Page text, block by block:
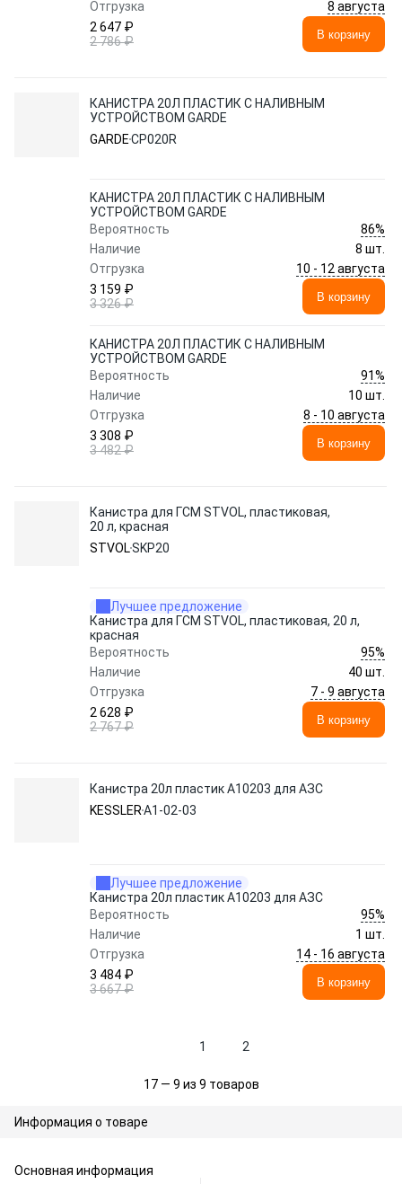
Отгрузка
8 августа
2 647 ₽
2 786 ₽
В корзину
КАНИСТРА 20Л ПЛАСТИК С НАЛИВНЫМ
УСТРОЙСТВОМ GARDE
GARDECP020R
КАНИСТРА 20Л ПЛАСТИК С НАЛИВНЫМ
УСТРОЙСТВОМ GARDE
Вероятность
86%
Наличие
8 шт.
Отгрузка
10 - 12 августа
3 159 ₽
3 326 ₽
В корзину
КАНИСТРА 20Л ПЛАСТИК С НАЛИВНЫМ
УСТРОЙСТВОМ GARDE
Вероятность
91%
Наличие
10 шт.
Отгрузка
8 - 10 августа
3 308 ₽
3 482 ₽
В корзину
Канистра для ГСМ STVOL, пластиковая,
20 л, красная
STVOLSKP20
Лучшее предложение
Канистра для ГСМ STVOL, пластиковая, 20 л,
красная
Вероятность
95%
Наличие
40 шт.
Отгрузка
7 - 9 августа
2 628 ₽
2 767 ₽
В корзину
Канистра 20л пластик А10203 для АЗС
KESSLERА1-02-03
Лучшее предложение
Канистра 20л пластик А10203 для АЗС
Вероятность
95%
Наличие
1 шт.
Отгрузка
14 - 16 августа
3 484 ₽
3 667 ₽
В корзину
1 2
17 — 9 из 9 товаров
Информация о товаре
Основная информация